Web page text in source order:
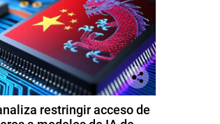
restringir acceso de